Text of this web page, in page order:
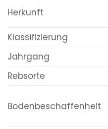
Herkunft
Klassifizierung
Jahrgang
Rebsorte
Bodenbeschaffenheit